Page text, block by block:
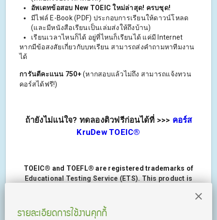
อัพเดทข้อสอบ New TOEIC ใหม่ล่าสุด! ครบชุด!
มีไฟล์ E-Book (PDF) ประกอบการเรียนให้ดาวน์โหลด
(และมีหนังสือเรียนเป็นเล่มส่งให้ถึงบ้าน)
เรียนเวลาไหนก็ได้ อยู่ที่ไหนก็เรียนได้ แค่มี Internet
หากมีข้อสงสัยเกี่ยวกับบทเรียน สามารถส่งคำถามหาทีมงาน
ได้
การันตีคะแนน 750+(หากสอบแล้วไม่ถึง สามารถแจ้งทวน
คอร์สได้ฟรี!)
ถ้ายังไม่แน่ใจ? ทดลองติวฟรีก่อนได้ที่ >>> คอร์ส
KruDew TOEIC®
TOEIC® and TOEFL® are registered trademarks of
Educational Testing Service (ETS). This product is
รายละเอียดการใช้งานคุกกี้